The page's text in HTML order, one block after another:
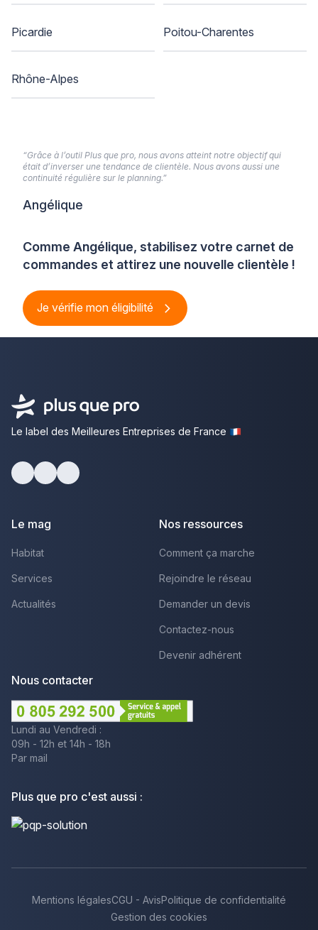
Picardie Poitou-Charentes
Rhône-Alpes
Comme Angélique, stabilisez votre carnet de
commandes et attirez une nouvelle clientèle !
Je vérifie mon éligibilité
“Grâce à l’outil Plus que pro, nous avons atteint notre objectif qui
était d’inverser une tendance de clientèle. Nous avons aussi une
continuité régulière sur le planning.”
Angélique
Le label des Meilleures Entreprises de France
Le mag
Habitat
Services
Actualités
Nos ressources
Comment ça marche
Rejoindre le réseau
Demander un devis
Contactez-nous
Devenir adhérent
Nous contacter
Lundi au Vendredi :
09h - 12h et 14h - 18h
Par mail
Plus que pro c'est aussi :
Mentions légalesCGU - AvisPolitique de confidentialité
Gestion des cookies